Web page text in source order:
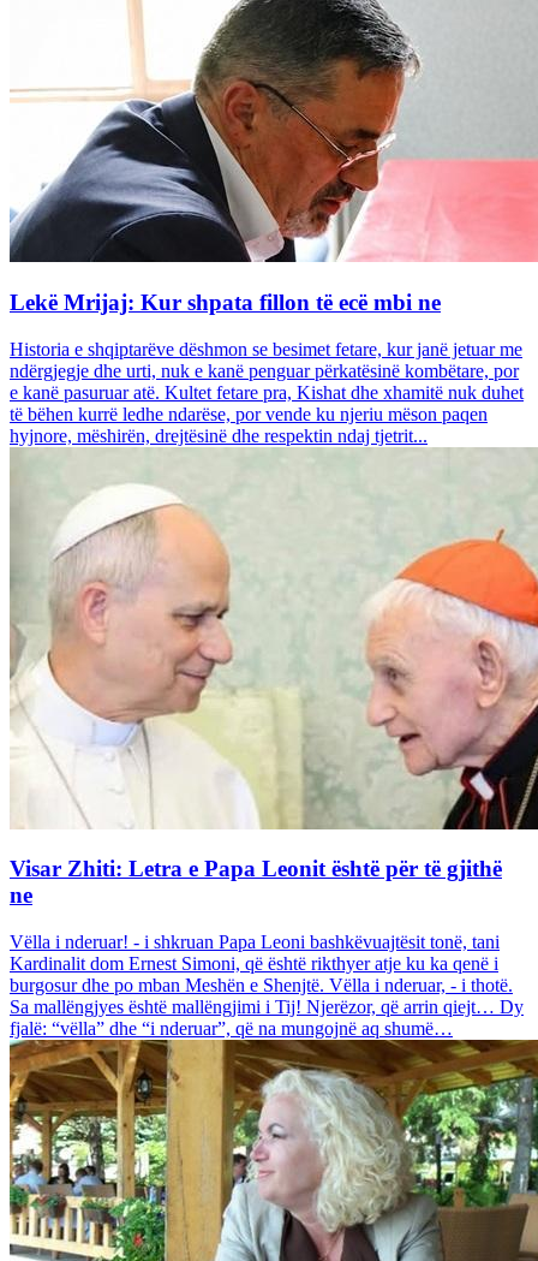
Lekë Mrijaj: Kur shpata fillon të ecë mbi ne
Historia e shqiptarëve dëshmon se besimet fetare, kur janë jetuar me
ndërgjegje dhe urti, nuk e kanë penguar përkatësinë kombëtare, por
e kanë pasuruar atë. Kultet fetare pra, Kishat dhe xhamitë nuk duhet
të bëhen kurrë ledhe ndarëse, por vende ku njeriu mëson paqen
hyjnore, mëshirën, drejtësinë dhe respektin ndaj tjetrit...
Visar Zhiti: Letra e Papa Leonit është për të gjithë
ne
Vëlla i nderuar! - i shkruan Papa Leoni bashkëvuajtësit tonë, tani
Kardinalit dom Ernest Simoni, që është rikthyer atje ku ka qenë i
burgosur dhe po mban Meshën e Shenjtë. Vëlla i nderuar, - i thotë.
Sa mallëngjyes është mallëngjimi i Tij! Njerëzor, që arrin qiejt… Dy
fjalë: “vëlla” dhe “i nderuar”, që na mungojnë aq shumë…